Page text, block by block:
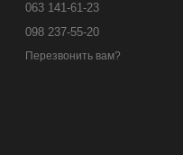
063 141-61-23
098 237-55-20
Перезвонить вам?